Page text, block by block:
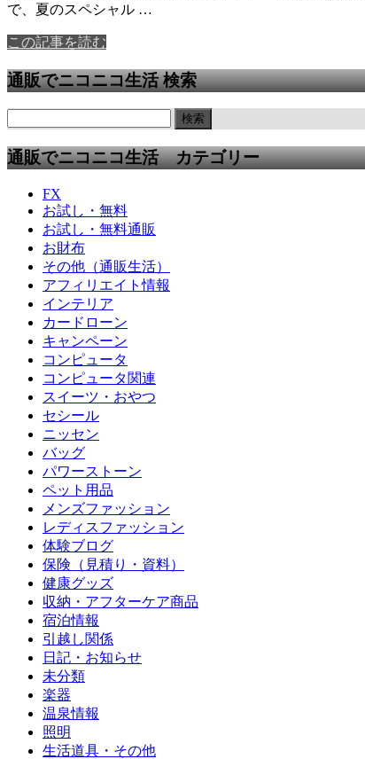
で、夏のスペシャル …
この記事を読む
通販でニコニコ生活 検索
通販でニコニコ生活 カテゴリー
FX
お試し・無料
お試し・無料通販
お財布
その他（通販生活）
アフィリエイト情報
インテリア
カードローン
キャンペーン
コンピュータ
コンピュータ関連
スイーツ・おやつ
セシール
ニッセン
バッグ
パワーストーン
ペット用品
メンズファッション
レディスファッション
体験ブログ
保険（見積り・資料）
健康グッズ
収納・アフターケア商品
宿泊情報
引越し関係
日記・お知らせ
未分類
楽器
温泉情報
照明
生活道具・その他